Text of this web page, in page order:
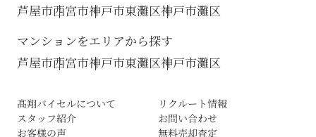
芦屋市西宮市神戸市東灘区神戸市灘区
マンションをエリアから探す
芦屋市西宮市神戸市東灘区神戸市灘区
髙翔バイセルについて
リクルート情報
スタッフ紹介
お問い合わせ
お客様の声
無料売却査定